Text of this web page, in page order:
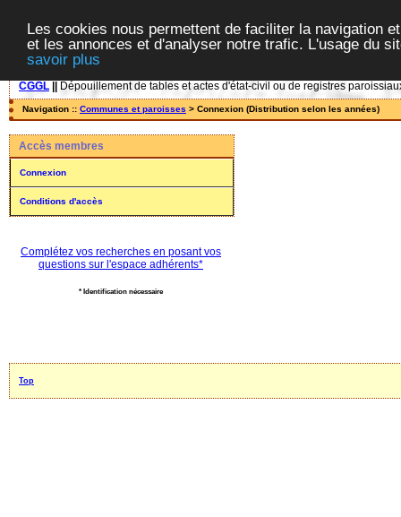
Les cookies nous permettent de faciliter la navigation
et les annonces et d'analyser notre trafic. L'usage du
savoir plus
CGGL Dépouillement de tables et actes d'état-civil ou de registres
Navigation :: Communes et paroisses > Connexion (Distribution selon les années)
Accès membres
Connexion
Conditions d'accès
Complétez vos recherches en posant vos
questions sur l'espace adhérents*
* Identification nécessaire
Top